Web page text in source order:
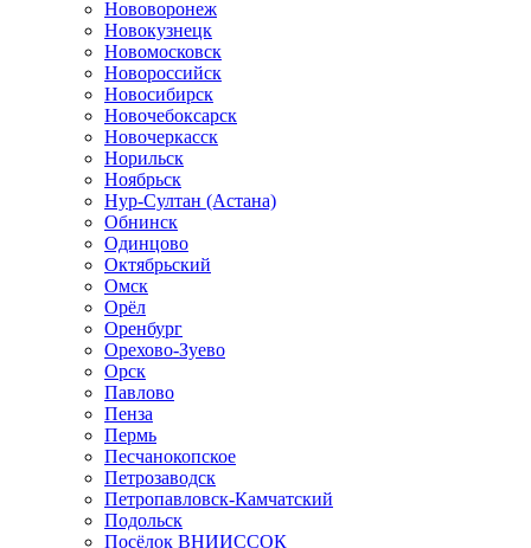
Нововоронеж
Новокузнецк
Новомосковск
Новороссийск
Новосибирск
Новочебоксарск
Новочеркасск
Норильск
Ноябрьск
Нур-Султан (Астана)
Обнинск
Одинцово
Октябрьский
Омск
Орёл
Оренбург
Орехово-Зуево
Орск
Павлово
Пенза
Пермь
Песчанокопское
Петрозаводск
Петропавловск-Камчатский
Подольск
Посёлок ВНИИССОК